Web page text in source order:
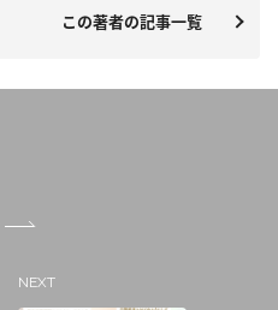
この著者の記事一覧
NEXT